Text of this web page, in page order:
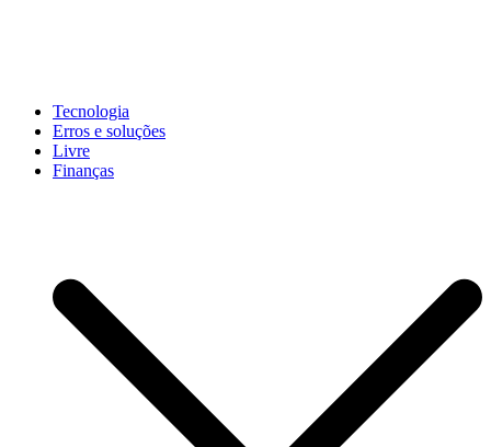
John-Henrique
Distribuindo conteúdo útil
Tecnologia
Erros e soluções
Livre
Finanças